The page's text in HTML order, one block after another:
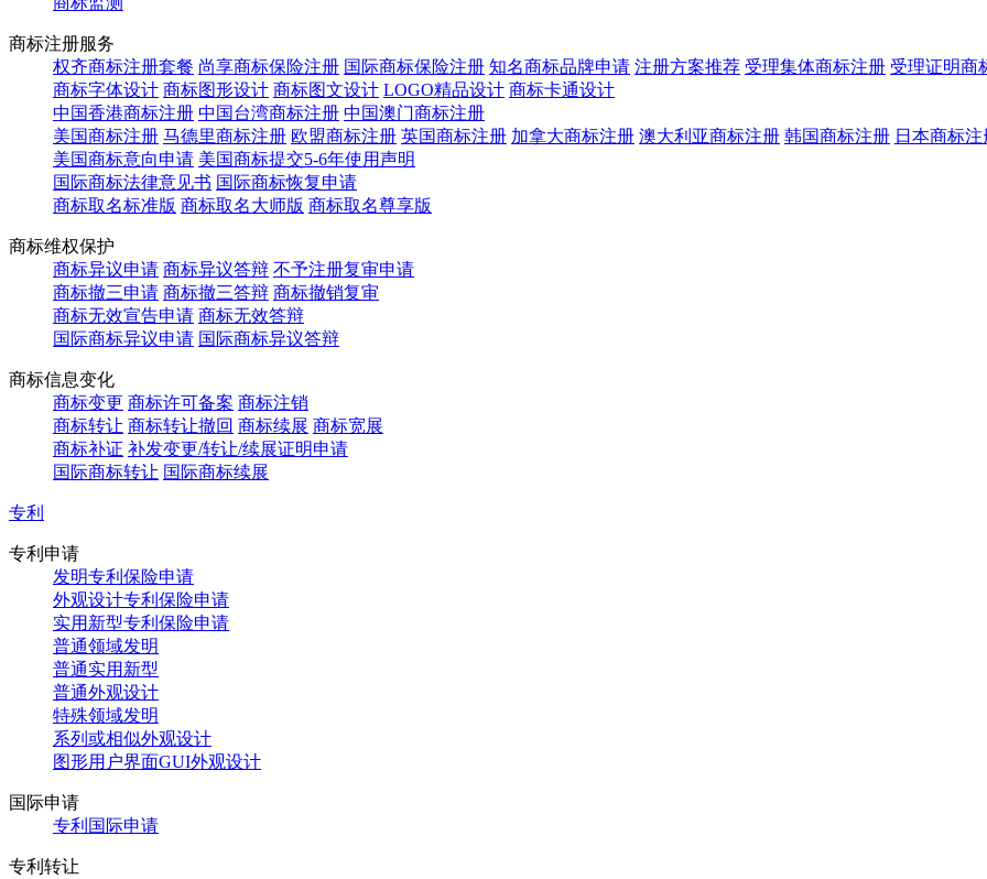
商标注册服务
权齐商标注册套餐 尚享商标保险注册 国际商标保险注册 知名商标品牌申请 注册方案推荐 受理集体商标注册 受理证明商
商标字体设计 商标图形设计 商标图文设计 LOGO精品设计 商标卡通设计
中国香港商标注册 中国台湾商标注册 中国澳门商标注册
美国商标注册 马德里商标注册 欧盟商标注册 英国商标注册 加拿大商标注册 澳大利亚商标注册 韩国商标注册 日本商标注
美国商标意向申请 美国商标提交5-6年使用声明
国际商标法律意见书 国际商标恢复申请
商标取名标准版 商标取名大师版 商标取名尊享版
商标维权保护
商标异议申请 商标异议答辩 不予注册复审申请
商标撤三申请 商标撤三答辩 商标撤销复审
商标无效宣告申请 商标无效答辩
国际商标异议申请 国际商标异议答辩
商标信息变化
商标变更 商标许可备案 商标注销
商标转让 商标转让撤回 商标续展 商标宽展
商标补证 补发变更/转让/续展证明申请
国际商标转让 国际商标续展
专利
专利申请
发明专利保险申请
外观设计专利保险申请
实用新型专利保险申请
普通领域发明
普通实用新型
普通外观设计
特殊领域发明
系列或相似外观设计
图形用户界面GUI外观设计
国际申请
专利国际申请
专利转让